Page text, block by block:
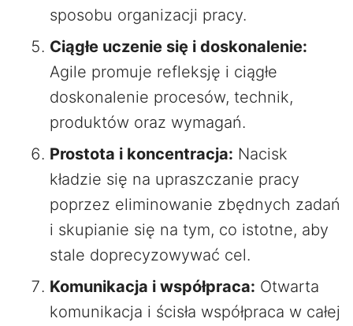
sposobu organizacji pracy.
Ciągłe uczenie się i doskonalenie:
Agile promuje refleksję i ciągłe
doskonalenie procesów, technik,
produktów oraz wymagań.
Prostota i koncentracja: Nacisk
kładzie się na upraszczanie pracy
poprzez eliminowanie zbędnych zadań
i skupianie się na tym, co istotne, aby
stale doprecyzowywać cel.
Komunikacja i współpraca: Otwarta
komunikacja i ścisła współpraca w całej